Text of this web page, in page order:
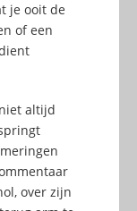
je ooit de
of een
altijd
over zijn